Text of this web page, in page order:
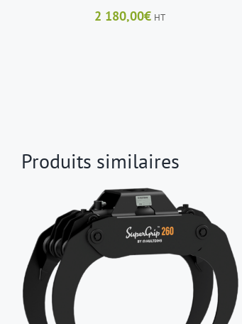
2 180,00€ HT
Produits similaires
AJOUTER AU PANIER
/